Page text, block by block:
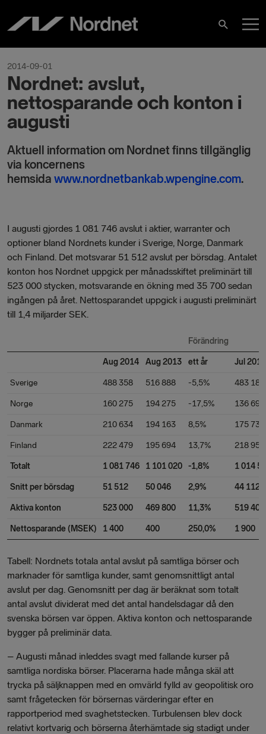
innehåll
Sök
2014-09-01
Nordnet: avslut,
nettosparande och konton i
augusti
Aktuell information om Nordnet finns tillgänglig
via koncernens
hemsida www.nordnetbankab.wpengine.com.
I augusti gjordes 1 081 746 avslut i aktier, warranter och
optioner bland Nordnets kunder i Sverige, Norge, Danmark
och Finland. Det motsvarar 51 512 avslut per börsdag. Antalet
konton hos Nordnet uppgick per månadsskiftet preliminärt till
523 000 stycken, motsvarande en ökning med 35 700 sedan
ingången på året. Nettosparandet uppgick i augusti preliminärt
till 1,4 miljarder SEK.
Förändring
Aug 2014 Aug 2013 ett år Jul 2014
Sverige 488 358 516 888 -5,5% 483 182
Norge 160 275 194 275 -17,5% 136 696
Danmark 210 634 194 163 8,5% 175 735
Finland 222 479 195 694 13,7% 218 956
Totalt 1 081 746 1 101 020 -1,8% 1 014
Snitt per börsdag 51 512 50 046 2,9% 44 112
Aktiva konton 523 000 469 800 11,3% 519 400
Nettosparande (MSEK) 1 400 400 250,0% 1 900
Tabell: Nordnets totala antal avslut på samtliga börser och
marknader för samtliga kunder, samt genomsnittligt antal
avslut per dag. Genomsnitt per dag är beräknat som totalt
antal avslut dividerat med det antal handelsdagar då den
svenska börsen var öppen. Aktiva konton och nettosparande
bygger på preliminär data.
– Augusti månad inleddes svagt med fallande kurser på
samtliga nordiska börser. Placerarna hade många skäl att
trycka på säljknappen med en omvärld fylld av geopolitisk oro
samt frågetecken för börsernas värderingar efter en
rapportperiod med svaghetstecken. Turbulensen blev dock
relativt kortvarig och börserna återhämtade sig stadigt under